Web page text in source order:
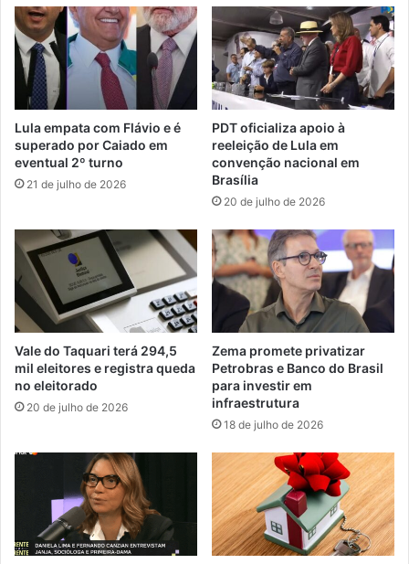
Lula empata com Flávio e é
superado por Caiado em
eventual 2º turno
21 de julho de 2026
PDT oficializa apoio à
reeleição de Lula em
convenção nacional em
Brasília
20 de julho de 2026
Vale do Taquari terá 294,5
mil eleitores e registra queda
no eleitorado
20 de julho de 2026
Zema promete privatizar
Petrobras e Banco do Brasil
para investir em
infraestrutura
18 de julho de 2026